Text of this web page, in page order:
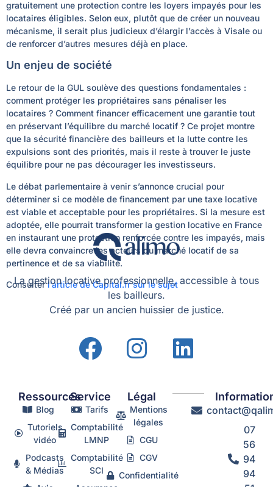
gratuitement une protection contre les loyers impayés pour les
locataires éligibles. Selon eux, plutôt que de créer un nouveau
mécanisme, il serait plus judicieux d’élargir l’accès à Visale ou
de renforcer d’autres mesures déjà en place.
Un enjeu de société
Le retour de la GUL soulève des questions fondamentales :
comment protéger les propriétaires sans pénaliser les
locataires ? Comment financer efficacement une garantie tout
en préservant l’équilibre du marché locatif ? Ce projet montre
que la sécurité financière des bailleurs et la lutte contre les
expulsions sont des priorités, mais il reste à trouver le juste
équilibre pour ne pas décourager les investisseurs.
Le débat parlementaire à venir s’annonce crucial pour
déterminer si ce modèle de financement par une taxe locative
est viable et acceptable pour les propriétaires. Si la mesure est
adoptée, elle pourrait transformer la gestion locative en France
en instaurant une protection renforcée contre les impayés, mais
elle devra convaincre les acteurs du marché locatif de sa
pertinence et de sa viabilité.
Consulterl’article de Capital.fr sur le sujet
La gestion locative professionnelle, accessible à tous
les bailleurs.
Créé par un ancien huissier de justice.
Ressources
Blog
Tutoriels
vidéo
Podcasts
& Médias
Service
Tarifs
Comptabilité
LMNP
Comptabilité
SCI
Légal
Mentions
légales
CGU
CGV
Confidentialité
07
56
94
94